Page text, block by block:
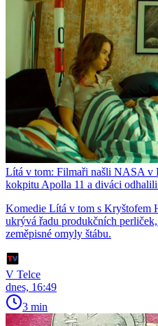
Lítá v tom: Filmaři našli NASA v
kokpitu Apolla 11 a diváci
Komedie Lítá v tom s Kryštofem
ukrývá řadu produkčních
zeměpisné omyly štábu.
V Telce
dnes, 16:49
3 min